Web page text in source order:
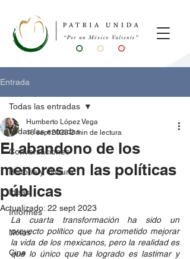
Entrada
Todas las entradas
Conversaciones
Historia y Cultura
Ideas
Informes
Notas
Cine
Todas las entradas
El abandono de los
menores en las políticas
públicas
Humberto López Vega
18 sept 2023 2 min de lectura
Actualizado: 22 sept 2023
La cuarta transformación ha sido un
proyecto político que ha prometido mejorar
la vida de los mexicanos, pero la realidad es
que lo único que ha logrado es lastimar y